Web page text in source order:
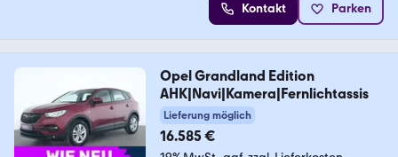
Kontakt Parken
Opel Grandland Edition
AHK|Navi|Kamera|Fernlichtassis
Lieferung möglich
16.585 €